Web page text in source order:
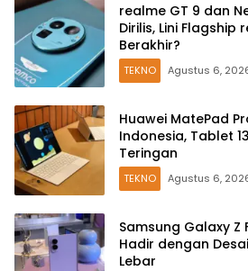
realme GT 9 dan
Dirilis, Lini
Berakhir?
TEKNO Agustus 6,
Huawei MatePad
Indonesia, Tablet
Teringan
TEKNO Agustus 6,
Samsung Galaxy Z
Hadir dengan
Lebar